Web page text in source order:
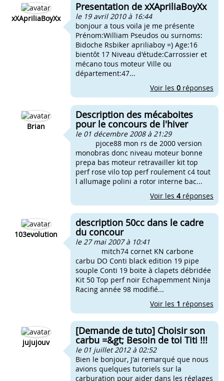
xXApriliaBoyXx
Presentation de xXApriliaBoyXx
le 19 avril 2010 à 16:44
bonjour a tous voila je me présente
Prénom:William Pseudos ou surnoms:
Bidoche Rsbiker apriliaboy =) Age:16
bientôt 17 Niveau d'étude:Carrossier et
mécano tous moteur Ville ou
département:47...
Voir les 0 réponses
Brian
Description des mécaboites
pour le concours de l'hiver
le 01 décembre 2008 à 21:29
pjoce88 mon rs de 2000 version
monobras donc niveau moteur bonne
prepa bas moteur retravailler kit top
perf rose vilo top perf roulement c4 tout
l allumage polini a rotor interne bac...
Voir les 4réponses
103evolution
description 50cc dans le cadre
du concour
le 27 mai 2007 à 10:41
mitch74 cornet KN carbone
carbu DO Conti black edition 19 pipe
souple Conti 19 boite à clapets débridée
Kit 50 Top perf noir Echapemment Ninja
Racing année 98 modifié...
Voir les 1 réponses
jujujouv
[Demande de tuto] Choisir son
carbu =&gt; Besoin de toi Titi !!!
le 01 juillet 2012 à 02:52
Bien le bonjour, J'ai remarqué que nous
avions quelques tutoriels sur la
carburation pour aider dans les réglages